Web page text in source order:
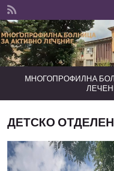
Search for:
МНОГОПРОФИЛНА
ДЕТСКО